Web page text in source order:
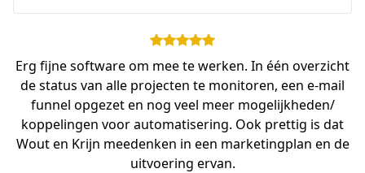
Erg fijne software om mee te werken. In één overzicht
de status van alle projecten te monitoren, een e-mail
funnel opgezet en nog veel meer mogelijkheden/
koppelingen voor automatisering. Ook prettig is dat
Wout en Krijn meedenken in een marketingplan en de
uitvoering ervan.